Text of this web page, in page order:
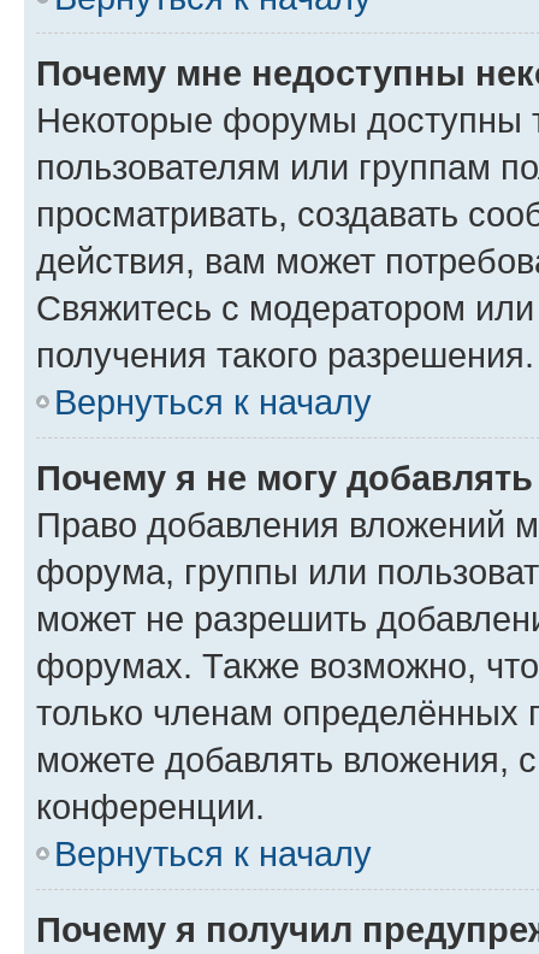
Почему мне недоступны
Некоторые форумы доступны
пользователям или группам
просматривать, создавать
действия, вам может
Свяжитесь с модератором
получения такого разрешения.
Вернуться к началу
Почему я не могу
Право добавления вложений
форума, группы или
может не разрешить
форумах. Также возможно,
только членам определённых
можете добавлять вложения,
конференции.
Вернуться к началу
Почему я получил